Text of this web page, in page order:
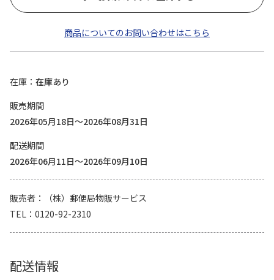
商品についてのお問い合わせはこちら
在庫
在庫あり
販売期間
2026年05月18日～2026年08月31日
配送期間
2026年06月11日～2026年09月10日
販売者
（株）郵便局物販サービス
TEL
0120-92-2310
配送情報